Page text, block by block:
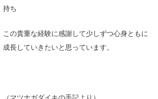
持ち
この貴重な経験に感謝して少しずつ心身ともに
成長していきたいと思っています。
（マツナガダイキの手記より）